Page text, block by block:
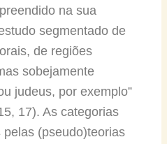
na sua
segmentado de
de regiões
sobejamente
judeus, por exemplo”
17). As categorias
(pseudo)teorias